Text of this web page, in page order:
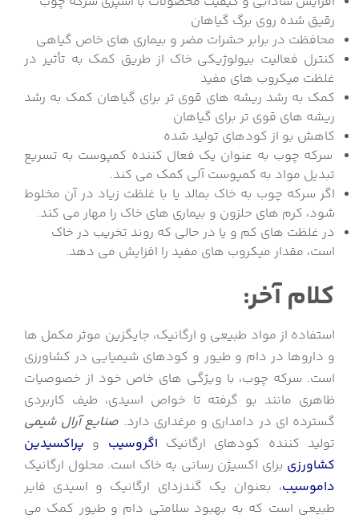
رقیق شده روی برگ گیاهان
محافظت در برابر حشرات مضر و بیماری های خاص گیاهی
کنترل فعالیت بیولوژیکی خاک از طریق کمک به تأثیر در
غلظت میکروب های مفید
کمک به رشد ریشه های قوی تر برای گیاهان کمک به رشد
ریشه های قوی تر برای گیاهان
کاهش بو از کودهای تولید شده
سرکه چوب به عنوان یک فعال کننده کمپوست به تسریع
تبدیل مواد به کمپوست آلی کمک می کند.
اگر سرکه چوب به خاک بمالد یا با غلظت زیاد در آن مخلوط
شود، کرم های حلزون و بیماری های خاک را مهار می کند.
در غلظت های کم و یا در حالی که روند تخریب در خاک
است، مقدار میکروب های مفید را افزایش می دهد.
کلام آخر:
استفاده از مواد طبیعی و ارگانیک، جایگزین موثر مکمل ها
و داروها در دام و طیور و کودهای شیمیایی در کشاورزی
است. سرکه چوب، با ویژگی های خاص خود از خصوصیات
ظاهری مانند بو گرفته تا خواص اسیدی، طیف کاربردی
گسترده ای در دامداری و مرغداری دارد. صنایع آرال شیمی
تولید کننده کودهای ارگانیک اگروسیب و پراکسیدین
کشاورزی برای اکسیژن رسانی به خاک است. محلول ارگانیک
داموسیب، بعنوان یک گندزدای ارگانیک و اسیدی فایر
طبیعی است که به بهبود سلامتی دام و طیور کمک می